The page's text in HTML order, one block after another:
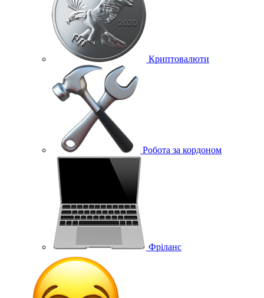
Криптовалюти
Робота за кордоном
Фріланс